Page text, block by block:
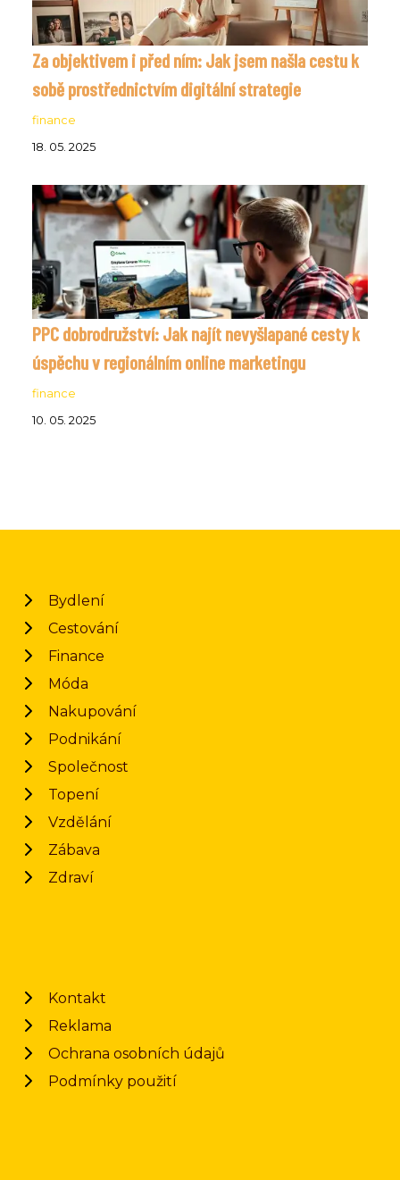
Za objektivem i před ním: Jak jsem našla cestu k
sobě prostřednictvím digitální strategie
finance
18. 05. 2025
PPC dobrodružství: Jak najít nevyšlapané cesty k
úspěchu v regionálním online marketingu
finance
10. 05. 2025
Bydlení
Cestování
Finance
Móda
Nakupování
Podnikání
Společnost
Topení
Vzdělání
Zábava
Zdraví
Kontakt
Reklama
Ochrana osobních údajů
Podmínky použití